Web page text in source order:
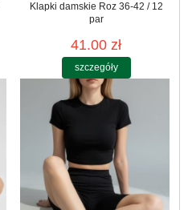
Klapki damskie Roz 36-42 / 12
par
41.00 zł
szczegóły